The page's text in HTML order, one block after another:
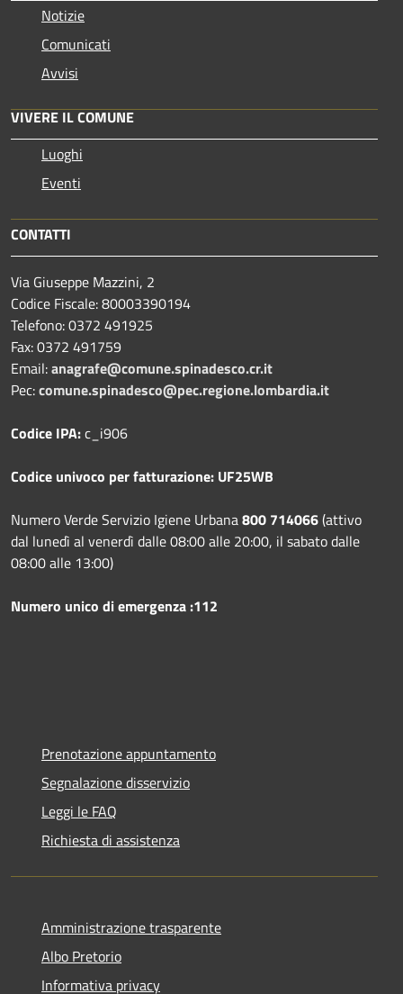
Notizie
Comunicati
Avvisi
VIVERE IL COMUNE
Luoghi
Eventi
CONTATTI
Via Giuseppe Mazzini, 2
Codice Fiscale: 80003390194
Telefono:0372 491925
Fax:0372 491759
Email:anagrafe@comune.spinadesco.cr.it
Pec:comune.spinadesco@pec.regione.lombardia.it
Codice IPA:c_i906
Codice univoco per fatturazione: UF25WB
Numero Verde Servizio Igiene Urbana800 714066(attivo
dal lunedì al venerdì dalle 08:00 alle 20:00, il sabato dalle
08:00 alle 13:00)
Numero unico di emergenza :112
Prenotazione appuntamento
Segnalazione disservizio
Leggi le FAQ
Richiesta di assistenza
Amministrazione trasparente
Albo Pretorio
Informativa privacy